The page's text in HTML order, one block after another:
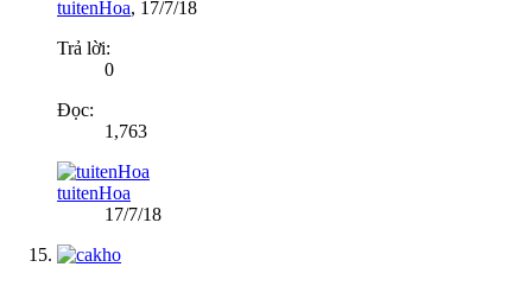
tuitenHoa, 17/7/18
Trả lời:
0
Đọc:
1,763
tuitenHoa
17/7/18